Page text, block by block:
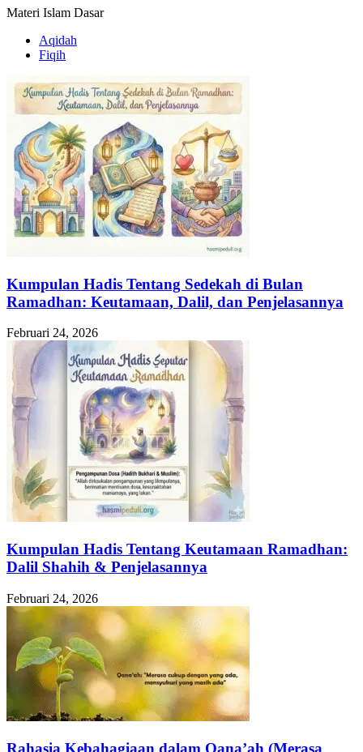
Materi Islam Dasar
Aqidah
Fiqih
Kumpulan Hadis Tentang Sedekah di Bulan
Ramadhan: Keutamaan, Dalil, dan Penjelasannya
Februari 24, 2026
Kumpulan Hadis Tentang Keutamaan Ramadhan:
Dalil Shahih & Penjelasannya
Februari 24, 2026
Rahasia Kebahagiaan dalam Qana’ah (Merasa